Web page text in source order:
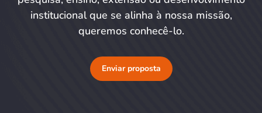
institucional que se alinha à nossa missão,
queremos conhecê-lo.
Enviar proposta